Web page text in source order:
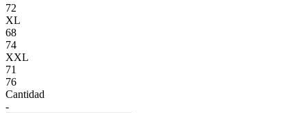
72
XL
68
74
XXL
71
76
Cantidad
-